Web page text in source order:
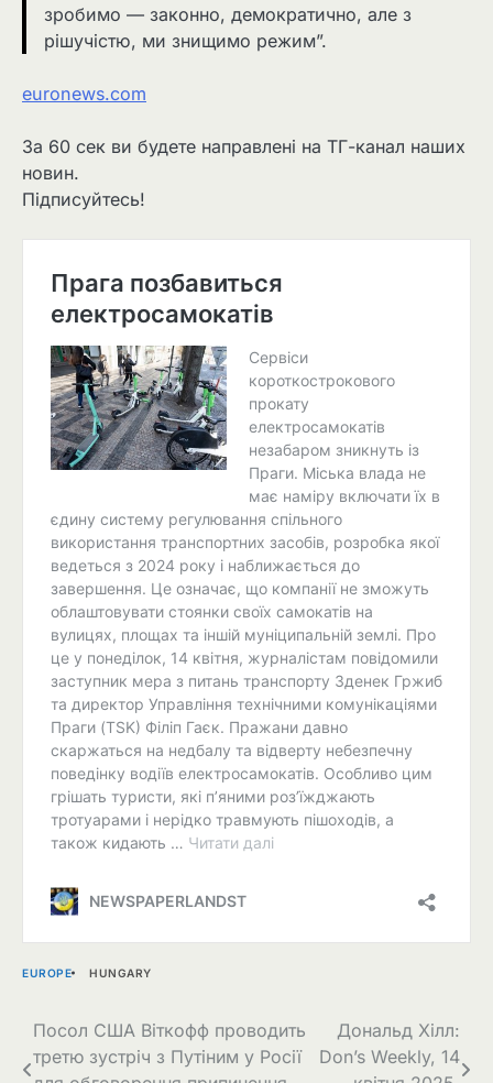
зробимо — законно, демократично, але з
рішучістю, ми знищимо режим”.
euronews.com
За 60 сек ви будете направлені на ТГ-канал наших
новин.
Підписуйтесь!
EUROPE HUNGARY
Навігація
записів
Посол США Віткофф проводить
третю зустріч з Путіним у Росії
Дональд Хілл:
Don’s Weekly, 14